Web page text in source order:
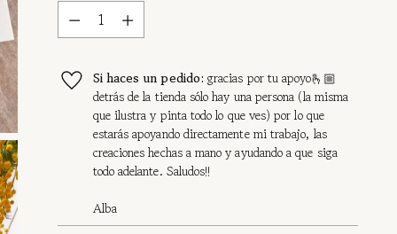
Quantity
Si haces un pedido: gracias por tu apoyo🫰🏼
detrás de la tienda sólo hay una persona (la misma
que ilustra y pinta todo lo que ves) por lo que
estarás apoyando directamente mi trabajo, las
creaciones hechas a mano y ayudando a que siga
todo adelante. Saludos!!
Alba